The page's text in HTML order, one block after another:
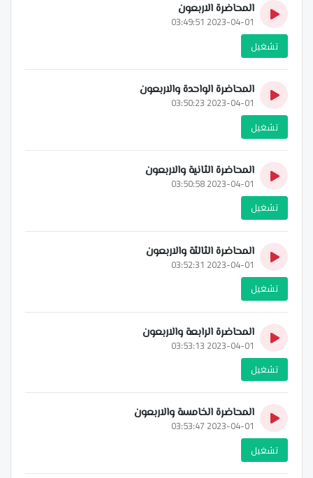
المحاضرة الاربعون
2023-04-01 03:49:51
تشغيل
المحاضرة الواحدة والاربعون
2023-04-01 03:50:23
تشغيل
المحاضرة الثانية والاربعون
2023-04-01 03:50:58
تشغيل
المحاضرة الثالثة والاربعون
2023-04-01 03:52:31
تشغيل
المحاضرة الرابعة والاربعون
2023-04-01 03:53:13
تشغيل
المحاضرة الخامسة والاربعون
2023-04-01 03:53:47
تشغيل